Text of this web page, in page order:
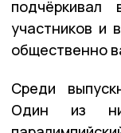
подчёркивал
участников и
общественно
Среди
Один из